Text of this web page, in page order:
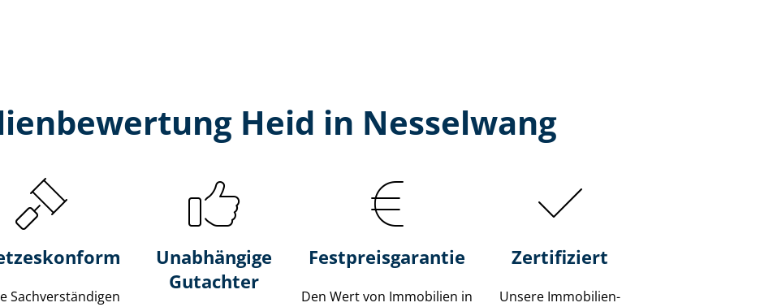
Heid in Nesselwang
Sach­ver­stän­di­gen
Unabhängige
Gutachter
Festpreis​garantie
Den Wert von Immobilien in
Zertifiziert
Unsere Immobilien­